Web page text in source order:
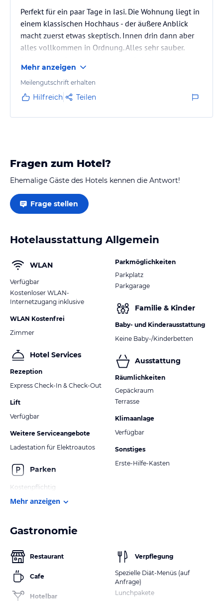
Perfekt für ein paar Tage in Iasi. Die Wohnung liegt in
einem klassischen Hochhaus - der äußere Anblick
macht zuerst etwas skeptisch. Innen drin dann aber
alles vollkommen in Ordnung. Alles sehr sauber.
Restaurants direkt vor der Haustür.
Mehr anzeigen
Meilengutschrift erhalten
Hilfreich Teilen
Fragen zum Hotel?
Ehemalige Gäste des Hotels kennen die Antwort!
Frage stellen
Hotelausstattung Allgemein
WLAN
Verfügbar
Kostenloser WLAN-
Internetzugang inklusive
WLAN Kostenfrei
Zimmer
Hotel Services
Rezeption
Express Check-In & Check-Out
Lift
Verfügbar
Weitere Serviceangebote
Ladestation für Elektroautos
Parken
Kostenpflichtig
Parkmöglichkeiten
Parkplatz
Parkgarage
Familie & Kinder
Baby- und Kinderausstattung
Keine Baby-/Kinderbetten
Ausstattung
Räumlichkeiten
Gepäckraum
Terrasse
Klimaanlage
Verfügbar
Sonstiges
Erste-Hilfe-Kasten
Mehr anzeigen
Gastronomie
Restaurant
Cafe
Hotelbar
Verpflegung
Spezielle Diät-Menüs (auf
Anfrage)
Lunchpakete